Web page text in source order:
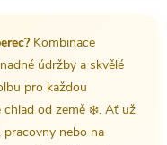
Kombinace
údržby a skvělé
pro každou
od země ❄️. Ať už
pracovny nebo na